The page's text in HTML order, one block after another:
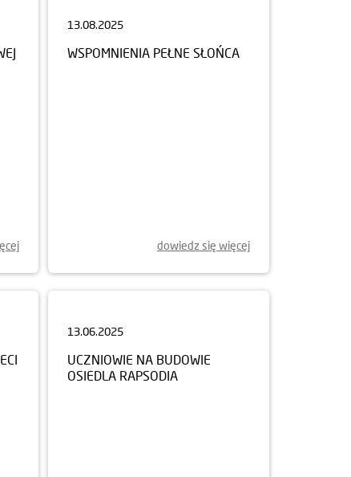
WSPOMNIENIA PEŁNE SŁOŃCA
dowiedz się więcej
UCZNIOWIE NA BUDOWIE
OSIEDLA RAPSODIA